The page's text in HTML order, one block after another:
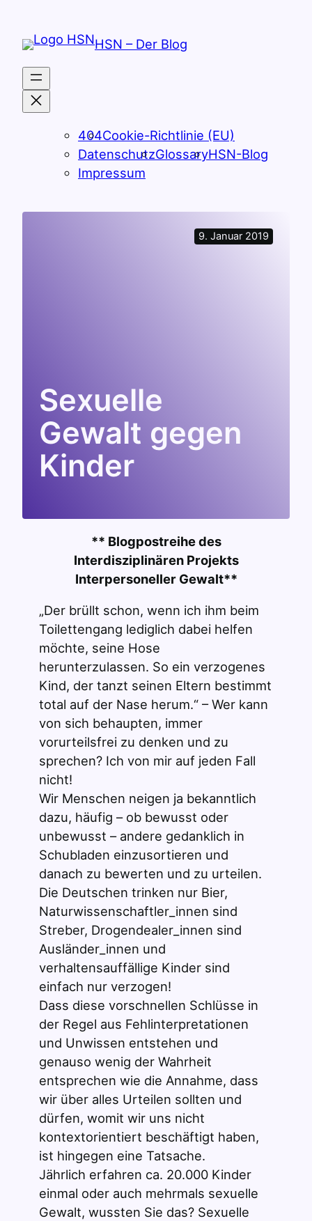
Inhalt
springen
HSN – Der Blog
404Cookie-Richtlinie (EU)
DatenschutzGlossaryHSN-Blog
Impressum
9. Januar 2019
Sexuelle
Gewalt gegen
Kinder
** Blogpostreihe des
Interdisziplinären Projekts
Interpersoneller Gewalt**
„Der brüllt schon, wenn ich ihm beim
Toilettengang lediglich dabei helfen
möchte, seine Hose
herunterzulassen. So ein verzogenes
Kind, der tanzt seinen Eltern bestimmt
total auf der Nase herum.“ – Wer kann
von sich behaupten, immer
vorurteilsfrei zu denken und zu
sprechen? Ich von mir auf jeden Fall
nicht!
Wir Menschen neigen ja bekanntlich
dazu, häufig – ob bewusst oder
unbewusst – andere gedanklich in
Schubladen einzusortieren und
danach zu bewerten und zu urteilen.
Die Deutschen trinken nur Bier,
Naturwissenschaftler_innen sind
Streber, Drogendealer_innen sind
Ausländer_innen und
verhaltensauffällige Kinder sind
einfach nur verzogen!
Dass diese vorschnellen Schlüsse in
der Regel aus Fehlinterpretationen
und Unwissen entstehen und
genauso wenig der Wahrheit
entsprechen wie die Annahme, dass
wir über alles Urteilen sollten und
dürfen, womit wir uns nicht
kontextorientiert beschäftigt haben,
ist hingegen eine Tatsache.
Jährlich erfahren ca. 20.000 Kinder
einmal oder auch mehrmals sexuelle
Gewalt, wussten Sie das? Sexuelle